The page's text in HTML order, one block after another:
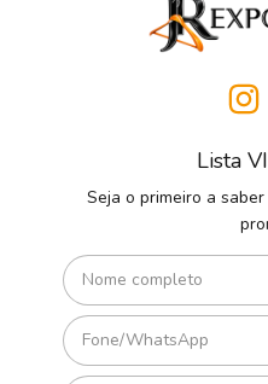
Lista
Seja o primeiro a